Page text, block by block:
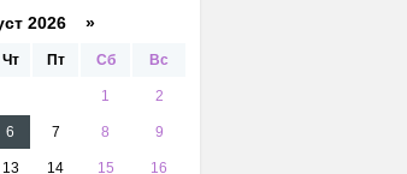
2026 »
Чт Пт Сб Вс
1 2
6 7 8 9
13 14 15 16